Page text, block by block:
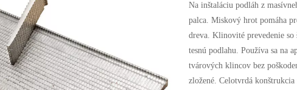
Na inštaláciu podláh z
palca. Miskový hrot pomáha
dreva. Klinovité prevedenie
tesnú podlahu. Používa sa na
tvárových klincov bez
zložené. Celotvrdá